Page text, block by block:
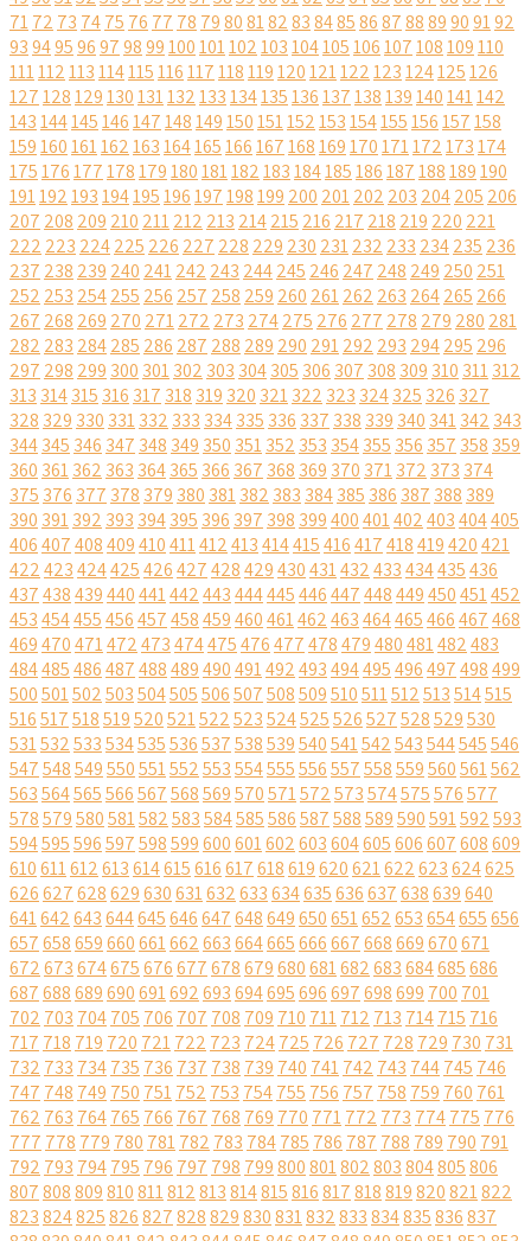
7172 73 7475 76 77 78 7980818283848586878889909192
93949596979899100101102103104105106107108109110
111112113114115116117118119120121122123124125126
127128129130131132133134135136137138139140141142
143144145146147148149150151152153154155156157158
159160161162163164165166167168169170171172173174
175176177178179180181182183184185186187188189190
191192193194195196197198199 200 201202 203 204205 206
207 208 209 210 211212 213 214215 216 217 218 219 220 221
222 223 224225 226 227 228 229 230 231232 233 234235 236
237 238 239 240 241242 243 244245 246 247 248 249 250 251
252 253 254255 256 257 258 259 260 261262 263 264265 266
267 268 269 270 271272 273 274275 276 277 278 279 280 281
282 283 284285 286 287 288 289 290 291292 293 294295 296
297 298 299 300 301302 303 304305 306 307 308 309 310 311312
313 314315 316 317 318 319 320 321322 323 324325 326 327
328 329 330 331332 333 334335 336 337 338 339 340 341342 343
344345 346 347 348 349 350 351352 353 354355 356 357 358 359
360 361362 363 364365 366 367 368 369 370 371372 373 374
375 376 377 378 379 380 381382 383 384385 386 387 388 389
390 391392 393 394395 396 397 398 399400401402403404405
406407408409410411412413414415416417418419420421
422423424425426427428429430431432433434435436
437438439440441442443444445446447448449450451452
453454455456457458459460461462463464465466467468
469470471472473474475476477478479480481482483
484485486487488489490491492493494495496497498499
500501502503504505506507508509510511512513514515
516517518519520521522523524525526527528529530
531532533534535536537538539540541542543544545546
547548549550551552553554555556557558559560561562
563564565566567568569570571572573574575576577
578579580581582583584585586587588589590591592593
594595596597598599600601602603604605606607608609
610611612613614615616617618619620621622623624625
626627628629630631632633634635636637638639640
641642643644645646647648649650651652653654655656
657658659660661662663664665666667668669670671
672673674675676677678679680681682683684685686
687688689690691692693694695696697698699 700 701
702 703 704705 706 707 708 709 710 711712 713 714715 716
717 718 719 720 721722 723 724725 726 727 728 729 730 731
732 733 734735 736 737 738 739 740 741742 743 744745 746
747 748 749 750 751752 753 754755 756 757 758 759 760 761
762 763 764765 766 767 768 769 770 771772 773 774775 776
777 778 779 780 781782 783 784785 786 787 788 789 790 791
792 793 794795 796 797 798 799800801802803804805806
807808809810811812813814815816817818819820821822
823824825826827828829830831832833834835836837